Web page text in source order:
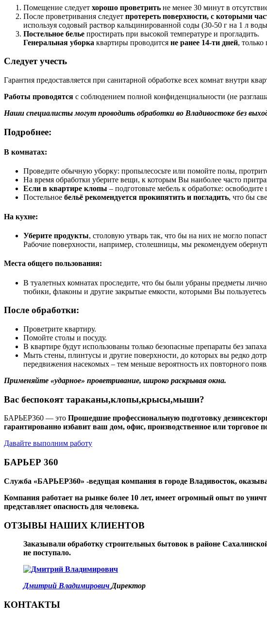
Помещение следует хорошо проветрить не менее 30 минут в
После проветривания следует протереть поверхности, с которыми
используя содовый раствор кальцинированной соды (30-50 г на 1 л
Постельное белье простирать при высокой температуре и прогладить.
Генеральная уборка квартиры проводится не ранее 14-ти дней, только
Следует учесть
Гарантия предоставляется при санитарной обработке всех комнат внутри
Работы проводятся с соблюдением полной конфиденциальности (не
Наши специалисты могут проводить обработки во Владивостоке без
Подробнее:
В комнатах:
Проведите обычную уборку: пропылесосьте или помойте полы,
На время обработки уберите вещи, к которым Вы наиболее часто
Если в квартире клопы – подготовьте мебель к обработке:
Постельное бельё рекомендуется прокипятить и погладить, что бы
На кухне:
Уберите продукты, столовую утварь так, что бы на них не могло
Рабочие поверхности, например, столешницы, мы рекомендуем
Места общего пользования:
В туалетных комнатах проследите, что бы были убраны предметы
тюбики, флаконы и другие закрытые емкости, которыми Вы
После обработки:
Проветрите квартиру.
Помойте столы и посуду.
В квартире будут использованы только безопасные препараты без
Мыть стены, плинтусы и другие поверхности, до которых вы редко
передвижения насекомых – тем меньше вероятность их повторного
Применяйте «ударное» проветривание, широко раскрывая окна.
Вас беспокояттараканы,клопы,крысы,мыши?
БАРЬЕР360 — это Прошедшие профессиональную подготовку
гарантированно избавит ваш дом, офис, производственное или торговое
Давайте выполним работу
БАРЬЕР 360
Служба «БАРЬЕР360» -ведущая компания в городе Владивосток,
Компания работает на рынке более 10 лет, имеет огромный опыт по
представляет опасность для человека.
ОТЗЫВЫ НАШИХ КЛИЕНТОВ
Заказывали обработку строительных бытовок в районе
не поступало.
Дмитрий Владимирович Директор
КОНТАКТЫ